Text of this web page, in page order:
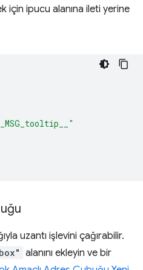
için ipucu alanına ileti yerine
uzantı işlevini çağırabilir.
alanını ekleyin ve bir